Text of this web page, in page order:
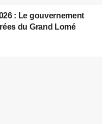
: Le gouvernement
du Grand Lomé